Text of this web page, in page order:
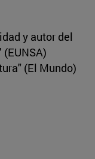
y autor del
(El Mundo)